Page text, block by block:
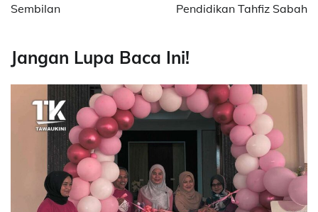
Sembilan
Pendidikan Tahfiz Sabah
Jangan Lupa Baca Ini!